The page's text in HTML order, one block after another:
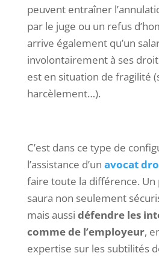
peuvent entraîner
par le juge ou un refus
arrive également qu’un
involontairement à ses
est en situation de fragilité
harcèlement…).
C’est dans ce type de
l’assistance d’un avocat
faire toute la différence.
saura non seulement
mais aussi défendre les
comme de l’employeur,
expertise sur les subtilités